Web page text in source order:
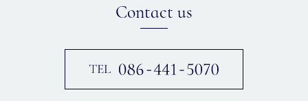
Contact us